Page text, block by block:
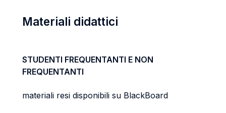
Materiali didattici
STUDENTI FREQUENTANTI E NON
FREQUENTANTI
materiali resi disponibili su BlackBoard